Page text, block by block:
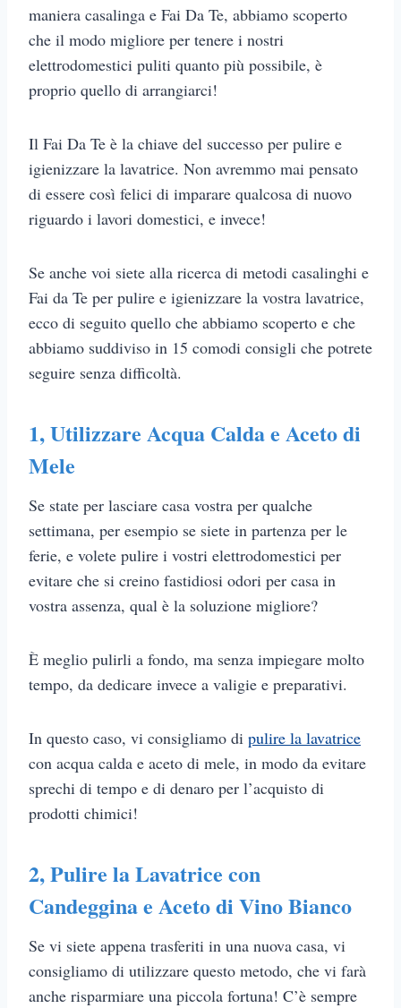
maniera casalinga e Fai Da Te, abbiamo scoperto
che il modo migliore per tenere i nostri
elettrodomestici puliti quanto più possibile, è
proprio quello di arrangiarci!
Il Fai Da Te è la chiave del successo per pulire e
igienizzare la lavatrice. Non avremmo mai pensato
di essere così felici di imparare qualcosa di nuovo
riguardo i lavori domestici, e invece!
Se anche voi siete alla ricerca di metodi casalinghi e
Fai da Te per pulire e igienizzare la vostra lavatrice,
ecco di seguito quello che abbiamo scoperto e che
abbiamo suddiviso in 15 comodi consigli che potrete
seguire senza difficoltà.
1, Utilizzare Acqua Calda e Aceto di
Mele
Se state per lasciare casa vostra per qualche
settimana, per esempio se siete in partenza per le
ferie, e volete pulire i vostri elettrodomestici per
evitare che si creino fastidiosi odori per casa in
vostra assenza, qual è la soluzione migliore?
È meglio pulirli a fondo, ma senza impiegare molto
tempo, da dedicare invece a valigie e preparativi.
In questo caso, vi consigliamo di pulire la lavatrice
con acqua calda e aceto di mele, in modo da evitare
sprechi di tempo e di denaro per l’acquisto di
prodotti chimici!
2, Pulire la Lavatrice con
Candeggina e Aceto di Vino Bianco
Se vi siete appena trasferiti in una nuova casa, vi
consigliamo di utilizzare questo metodo, che vi farà
anche risparmiare una piccola fortuna! C’è sempre